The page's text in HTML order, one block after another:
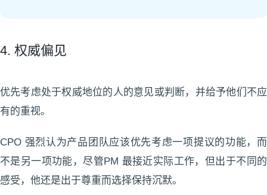
4. 权威偏见
优先考虑处于权威地位的人的意见或判断，并给予他们不应
有的重视。
CPO 强烈认为产品团队应该优先考虑一项提议的功能，而
不是另一项功能，尽管PM 最接近实际工作，但出于不同的
感受，他还是出于尊重而选择保持沉默。